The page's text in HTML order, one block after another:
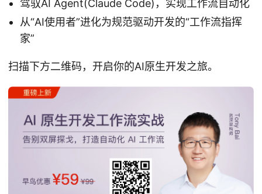
驾驭AI Agent(Claude Code)，实现工作流自动化
从“AI使用者”进化为规范驱动开发的“工作流指挥
家”
扫描下方二维码，开启你的AI原生开发之旅。